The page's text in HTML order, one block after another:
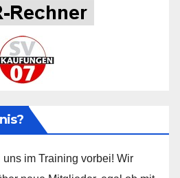
im Training vorbei! Wir